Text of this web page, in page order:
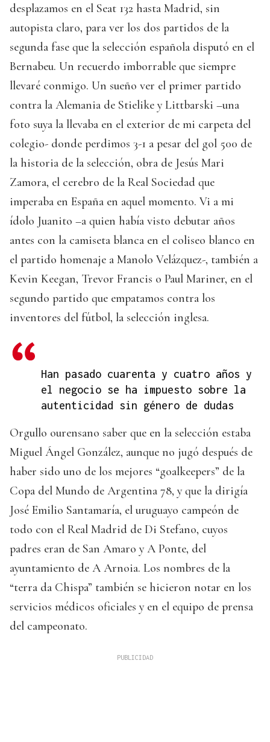
desplazamos en el Seat 132 hasta Madrid, sin
autopista claro, para ver los dos partidos de la
segunda fase que la selección española disputó en el
Bernabeu. Un recuerdo imborrable que siempre
llevaré conmigo. Un sueño ver el primer partido
contra la Alemania de Stielike y Littbarski –una
foto suya la llevaba en el exterior de mi carpeta del
colegio- donde perdimos 3-1 a pesar del gol 500 de
la historia de la selección, obra de Jesús Mari
Zamora, el cerebro de la Real Sociedad que
imperaba en España en aquel momento. Vi a mi
ídolo Juanito –a quien había visto debutar años
antes con la camiseta blanca en el coliseo blanco en
el partido homenaje a Manolo Velázquez-, también a
Kevin Keegan, Trevor Francis o Paul Mariner, en el
segundo partido que empatamos contra los
inventores del fútbol, la selección inglesa.
Han pasado cuarenta y cuatro años y
el negocio se ha impuesto sobre la
autenticidad sin género de dudas
Orgullo ourensano saber que en la selección estaba
Miguel Ángel González, aunque no jugó después de
haber sido uno de los mejores “goalkeepers” de la
Copa del Mundo de Argentina 78, y que la dirigía
José Emilio Santamaría, el uruguayo campeón de
todo con el Real Madrid de Di Stefano, cuyos
padres eran de San Amaro y A Ponte, del
ayuntamiento de A Arnoia. Los nombres de la
“terra da Chispa” también se hicieron notar en los
servicios médicos oficiales y en el equipo de prensa
del campeonato.